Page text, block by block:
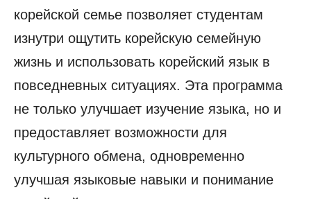
корейской семье позволяет студентам
изнутри ощутить корейскую семейную
жизнь и использовать корейский язык в
повседневных ситуациях. Эта программа
не только улучшает изучение языка, но и
предоставляет возможности для
культурного обмена, одновременно
улучшая языковые навыки и понимание